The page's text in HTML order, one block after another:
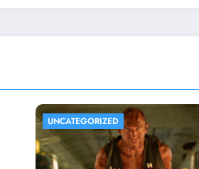
UNCATEGORIZED